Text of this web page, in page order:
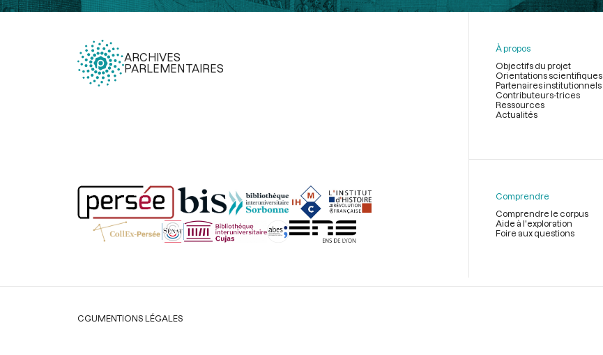
ARCHIVES
PARLEMENTAIRES
page
À propos
Objectifs du projet
Orientations scientifiques
Partenaires institutionnels
Contributeurs-trices
Ressources
Actualités
Comprendre
Comprendre le corpus
Aide à l'exploration
Foire aux questions
Légal
CGUMENTIONS LÉGALES